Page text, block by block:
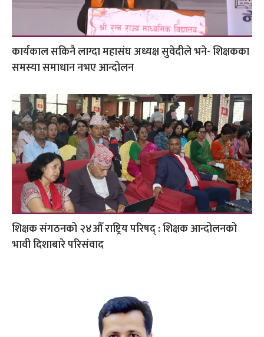
कार्यकाल सकिनै लाग्दा महासंघ अध्यक्ष सुवेदीले भने- शिक्षकका
समस्या समाधान नभए आन्दोलन
शिक्षक संगठनको २४औँ राष्ट्रिय परिषद् : शिक्षक आन्दोलनको
भावी दिशाबारे परिसंवाद